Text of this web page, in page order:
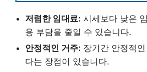
저렴한 임대료: 시세보다 낮은
용 부담을 줄일 수 있습니다.
안정적인 거주: 장기간 안정적
다는 장점이 있습니다.